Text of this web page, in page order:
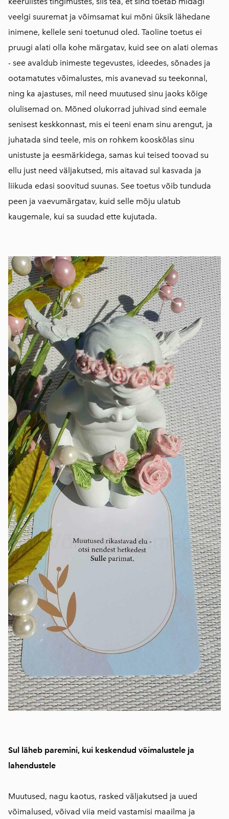
veelgi suuremat ja võimsamat kui mõni üksik lähedane
inimene, kellele seni toetunud oled. Taoline toetus ei
pruugi alati olla kohe märgatav, kuid see on alati olemas
- see avaldub inimeste tegevustes, ideedes, sõnades ja
ootamatutes võimalustes, mis avanevad su teekonnal,
ning ka ajastuses, mil need muutused sinu jaoks kõige
olulisemad on. Mõned olukorrad juhivad sind eemale
senisest keskkonnast, mis ei teeni enam sinu arengut, ja
juhatada sind teele, mis on rohkem kooskõlas sinu
unistuste ja eesmärkidega, samas kui teised toovad su
ellu just need väljakutsed, mis aitavad sul kasvada ja
liikuda edasi soovitud suunas. See toetus võib tunduda
peen ja vaevumärgatav, kuid selle mõju ulatub
kaugemale, kui sa suudad ette kujutada.
Sul läheb paremini, kui keskendud võimalustele ja
lahendustele
Muutused, nagu kaotus, rasked väljakutsed ja uued
võimalused, võivad viia meid vastamisi maailma ja